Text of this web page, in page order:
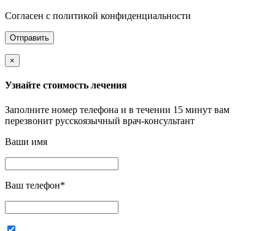
Согласен с политикой конфиденциальности
×
Узнайте стоимость лечения
Заполните номер телефона и в течении 15 минут вам
перезвонит русскоязычный врач-консультант
Ваши имя
Ваш телефон*